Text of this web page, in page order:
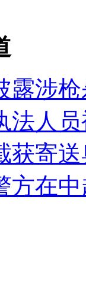
全 医生回应
权政治霸凌主义
家言论片面不公正
露涉
法人
获寄
方在